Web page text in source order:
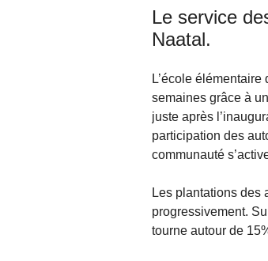
Le service
Naatal.
L’école
semaines grâce à
juste après
participation des
communauté
Les plantations des
progressivement.
tourne autour de